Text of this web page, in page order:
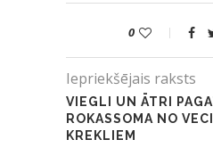
0
Iepriekšējais raksts
VIEGLI UN ĀTRI
ROKASSOMA NO
KREKLIEM